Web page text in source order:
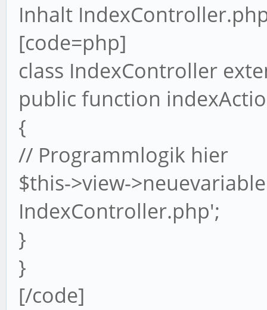
Inhalt
[code=php]
class IndexController
public function
{
// Programmlogik hier
$this->view-
IndexController.php';
}
}
[/code]